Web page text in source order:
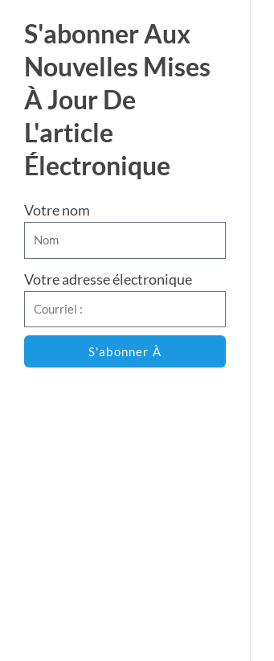
S'abonner Aux
Nouvelles Mises
À Jour De
L'article
Électronique
Votre nom
Votre adresse électronique
S'abonner À